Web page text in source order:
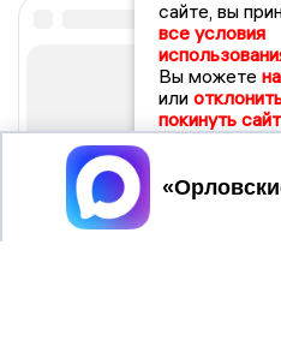
сайте, вы
все условия
Вы можете
или
покинуть сайт
Принять